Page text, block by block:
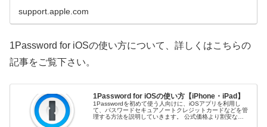
support.apple.com
1Password for iOSの使い方について、詳しくはこちらの
記事をご覧下さい。
1Password for iOSの使い方【iPhone・iPad】
1Passwordを初めて使う人向けに、iOSアプリを利用し
て、パスワードセキュアノートクレジットカードなどを管
理する方法を説明していきます。 公式価格より割安な